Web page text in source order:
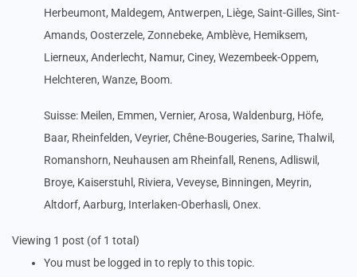
Herbeumont, Maldegem, Antwerpen, Liège, Saint-Gilles, Sint-
Amands, Oosterzele, Zonnebeke, Amblève, Hemiksem,
Lierneux, Anderlecht, Namur, Ciney, Wezembeek-Oppem,
Helchteren, Wanze, Boom.
Suisse: Meilen, Emmen, Vernier, Arosa, Waldenburg, Höfe,
Baar, Rheinfelden, Veyrier, Chêne-Bougeries, Sarine, Thalwil,
Romanshorn, Neuhausen am Rheinfall, Renens, Adliswil,
Broye, Kaiserstuhl, Riviera, Veveyse, Binningen, Meyrin,
Altdorf, Aarburg, Interlaken-Oberhasli, Onex.
Viewing 1 post (of 1 total)
You must be logged in to reply to this topic.